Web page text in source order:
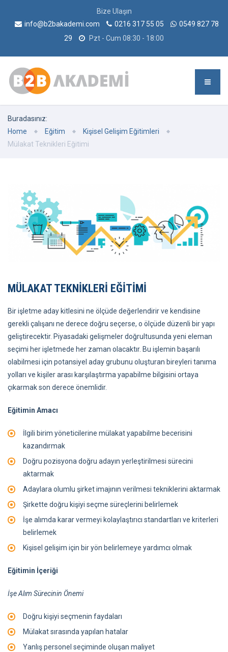
Bize Ulaşın
info@b2bakademi.com
0216 317 55 05
0549 827 78
29
Pzt - Cum 08:30 - 18:00
Buradasınız:
Home
Eğitim
Kişisel Gelişim Eğitimleri
Mülakat Teknikleri Eğitimi
MÜLAKAT TEKNİKLERİ EĞİTİMİ
Bir işletme aday kitlesini ne ölçüde değerlendirir ve kendisine
gerekli çalışanı ne derece doğru seçerse, o ölçüde düzenli bir yapı
geliştirecektir. Piyasadaki gelişmeler doğrultusunda yeni eleman
seçimi her işletmede her zaman olacaktır. Bu işlemin başarılı
olabilmesi için potansiyel aday grubunu oluşturan bireyleri tanıma
yolları ve kişiler arası karşılaştırma yapabilme bilgisini ortaya
çıkarmak son derece önemlidir.
Eğitimin Amacı
İlgili birim yöneticilerine mülakat yapabilme becerisini
kazandırmak
Doğru pozisyona doğru adayın yerleştirilmesi sürecini
aktarmak
Adaylara olumlu şirket imajının verilmesi tekniklerini aktarmak
Şirkette doğru kişiyi seçme süreçlerini belirlemek
İşe alımda karar vermeyi kolaylaştırıcı standartları ve kriterleri
belirlemek
Kişisel gelişim için bir yön belirlemeye yardımcı olmak
Eğitimin İçeriği
İşe Alım Sürecinin Önemi
Doğru kişiyi seçmenin faydaları
Mülakat sırasında yapılan hatalar
Yanlış personel seçiminde oluşan maliyet